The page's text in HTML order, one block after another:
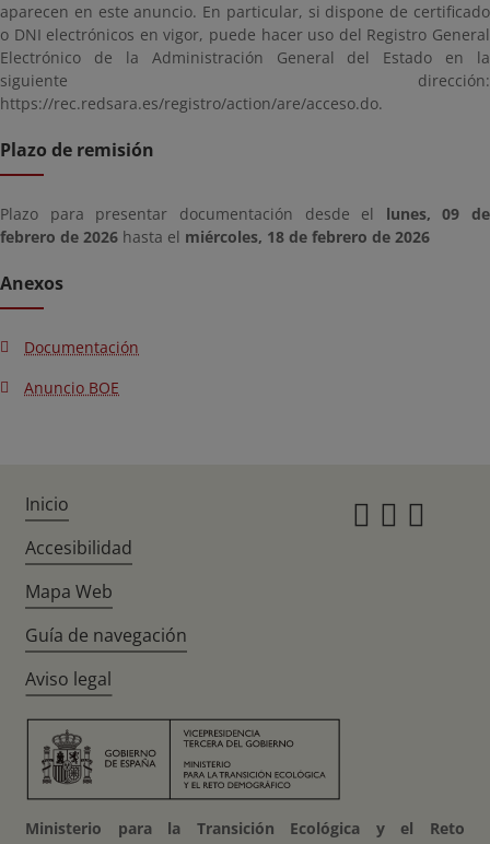
aparecen en este anuncio. En particular, si dispone de certificado
o DNI electrónicos en vigor, puede hacer uso del Registro General
Electrónico de la Administración General del Estado en la
siguiente dirección:
https://rec.redsara.es/registro/action/are/acceso.do.
Plazo de remisión
Plazo para presentar documentación desde el lunes, 09 de
febrero de 2026 hasta el miércoles, 18 de febrero de 2026
Anexos
Documentación
Anuncio BOE
Inicio
Accesibilidad
Mapa Web
Guía de navegación
Aviso legal
Ministerio para la Transición Ecológica y el Reto